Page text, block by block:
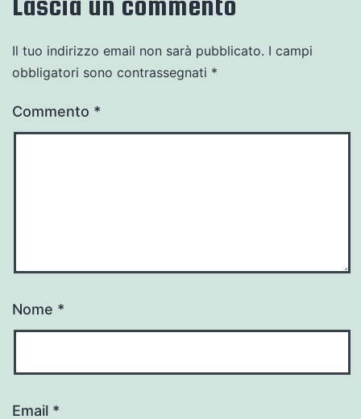
Il tuo indirizzo email non sarà pubblicato. I campi
obbligatori sono contrassegnati *
Commento *
Nome *
Email *